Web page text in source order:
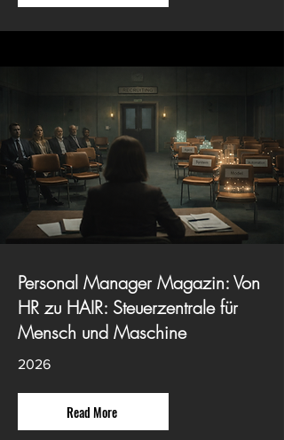
Personal Manager Magazin: Von
HR zu HAIR: Steuerzentrale für
Mensch und Maschine
2026
Read More